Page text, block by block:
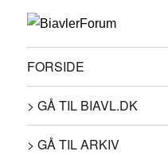
FORSIDE
> GÅ TIL BIAVL.DK
> GÅ TIL ARKIV